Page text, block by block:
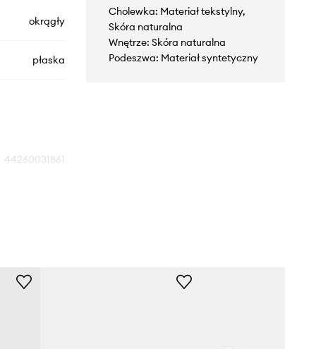
okrągły
płaska
44260031861
Filling Pieces
Cholewka: Materiał tekstylny,
Skóra naturalna
Wnętrze: Skóra naturalna
Podeszwa: Materiał syntetyczny